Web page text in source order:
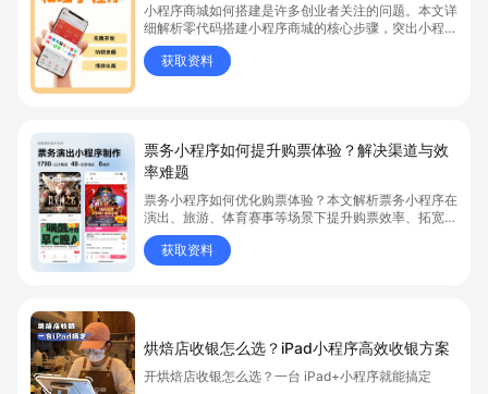
小程序商城如何搭建是许多创业者关注的问题。本文详
细解析零代码搭建小程序商城的核心步骤，突出小程序
商城、商城搭建与零代码开店优势，帮助你轻松实现商
品上架、全渠道销售及高效会员运营，快速开启线上卖
货新模式。点击获取详细操作指南！
获取资料
票务小程序如何提升购票体验？解决渠道与效
率难题
票务小程序如何优化购票体验？本文解析票务小程序在
演出、旅游、体育赛事等场景下提升购票效率、拓宽销
售渠道、实现会员精准营销的具体方式。关键词包括
“票务小程序”、“购票体验”、“购票效率”。
获取资料
烘焙店收银怎么选？iPad小程序高效收银方案
开烘焙店收银怎么选？一台 iPad+小程序就能搞定